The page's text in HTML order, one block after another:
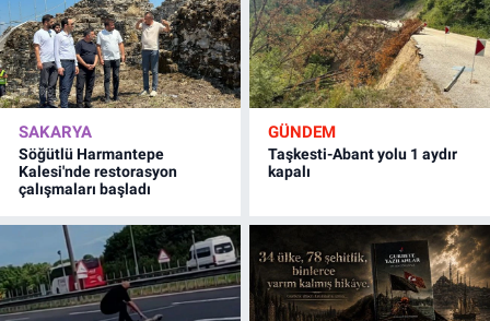
SAKARYA
Söğütlü Harmantepe
Kalesi'nde restorasyon
çalışmaları başladı
GÜNDEM
Taşkesti-Abant yolu 1 aydır
kapalı